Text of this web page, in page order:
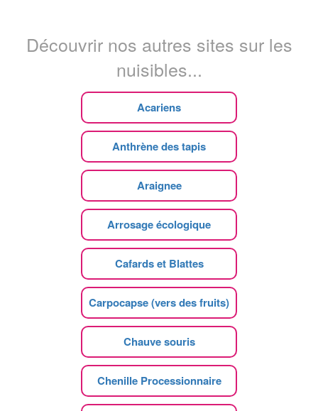
Découvrir nos autres sites sur les
nuisibles...
Acariens
Anthrène des tapis
Araignee
Arrosage écologique
Cafards et Blattes
Carpocapse (vers des fruits)
Chauve souris
Chenille Processionnaire